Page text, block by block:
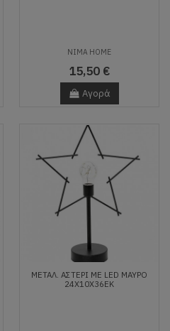
NIMA HOME
15,50 €
Αγορά
ΜΕΤΑΛ. ΑΣΤΕΡΙ ΜΕ LED ΜΑΥΡΟ
24Χ10Χ36ΕΚ